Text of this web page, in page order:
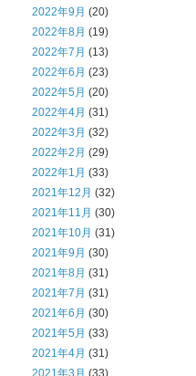
2022年9月 (20)
2022年8月 (19)
2022年7月 (13)
2022年6月 (23)
2022年5月 (20)
2022年4月 (31)
2022年3月 (32)
2022年2月 (29)
2022年1月 (33)
2021年12月 (32)
2021年11月 (30)
2021年10月 (31)
2021年9月 (30)
2021年8月 (31)
2021年7月 (31)
2021年6月 (30)
2021年5月 (33)
2021年4月 (31)